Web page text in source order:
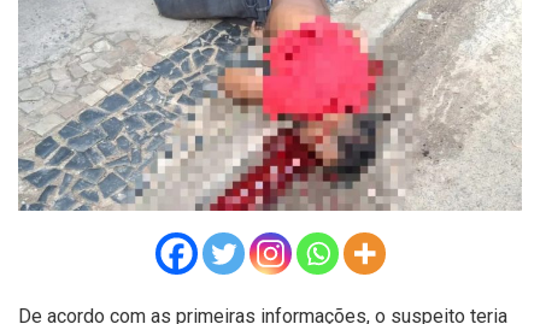
De acordo com as primeiras informações, o suspeito teria